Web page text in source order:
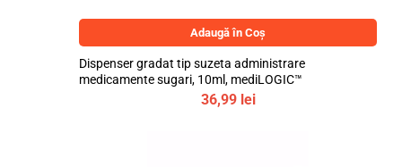
Adaugă în Coș
Dispenser gradat tip suzeta administrare
medicamente sugari, 10ml, mediLOGIC™
36,99 lei